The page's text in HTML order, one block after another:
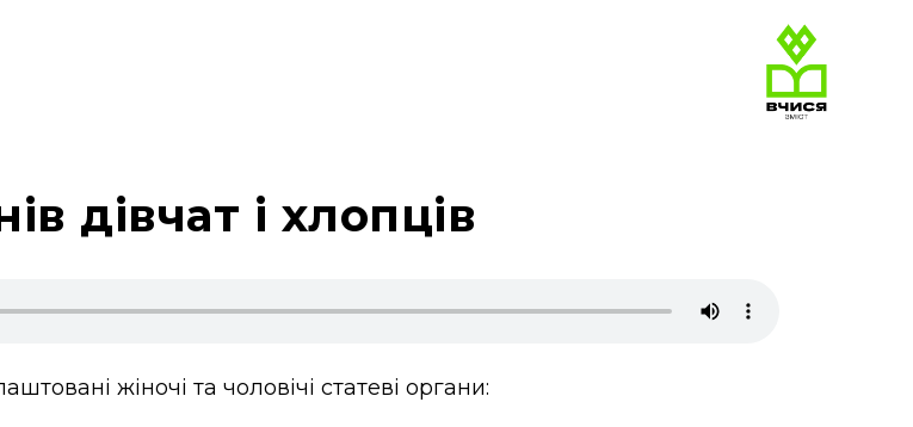
дівчат і хлопців
жіночі та чоловічі статеві органи: